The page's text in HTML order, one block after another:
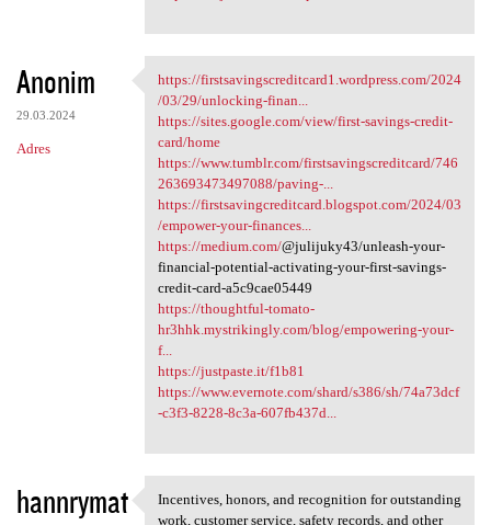
Anonim
29.03.2024
Adres
https:/
https://firstsavingscreditcard1.wordpress.com/2024
/03/29/unlocking-finan...
https://sites.google.com/view/first-savings-credit-
card/home
https://www.tumblr.com/firstsavingscreditcard/746
263693473497088/paving-...
https://firstsavingcreditcard.blogspot.com/2024/03
/empower-your-finances...
https://medium.com/@julijuky43/unleash-your-
financial-potential-activating-your-first-savings-
credit-card-a5c9cae05449
https://thoughtful-tomato-
hr3hhk.mystrikingly.com/blog/empowering-your-
f...
https://justpaste.it/f1b81
https://www.evernote.com/shard/s386/sh/74a73dcf
-c3f3-8228-8c3a-607fb437d...
hannrymat Incentives, honors, and
Incentives, honors, and recognition for outstanding
work, customer service, safety records, and other